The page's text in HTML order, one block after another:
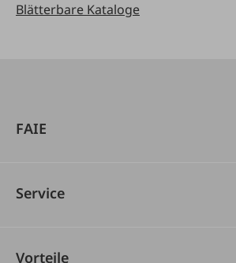
Blätterbare Kataloge
FAIE
Service
Vorteile